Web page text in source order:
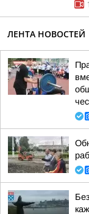
ЛЕНТА НОВОСТЕЙ